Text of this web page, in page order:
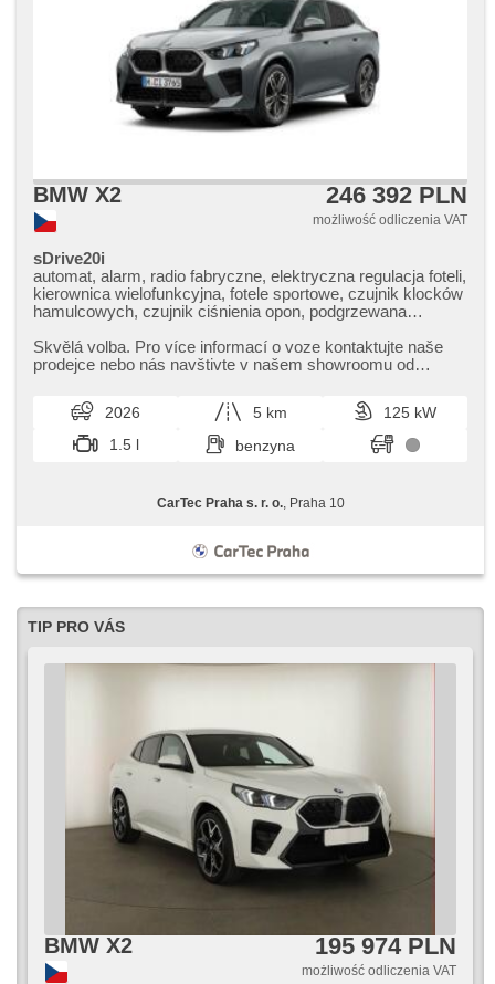
BMW X2 246 392 PLN
możliwość odliczenia VAT
sDrive20i
automat, alarm, radio fabryczne, elektryczna regulacja foteli,
kierownica wielofunkcyjna, fotele sportowe, czujnik klocków
hamulcowych, czujnik ciśnienia opon, podgrzewana
bezklíčové odemykání, bezklíčové startování, podgrzewane
fotele, regulacja natężenia podwozia, asystent parkowania,
Skvělá volba. Pro více informací o voze kontaktujte naše
prodejce nebo nás navštivte v našem showroomu od
2026 5 km
125 kW
1.5 l
benzyna
CarTec Praha s. r. o., Praha 10
TIP PRO VÁS
BMW X2 195 974 PLN
możliwość odliczenia VAT